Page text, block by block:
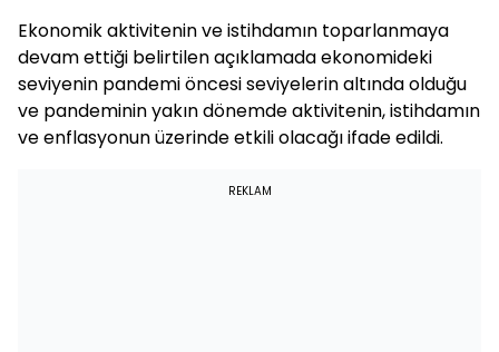
Ekonomik aktivitenin ve istihdamın toparlanmaya
devam ettiği belirtilen açıklamada ekonomideki
seviyenin pandemi öncesi seviyelerin altında olduğu
ve pandeminin yakın dönemde aktivitenin, istihdamın
ve enflasyonun üzerinde etkili olacağı ifade edildi.
REKLAM